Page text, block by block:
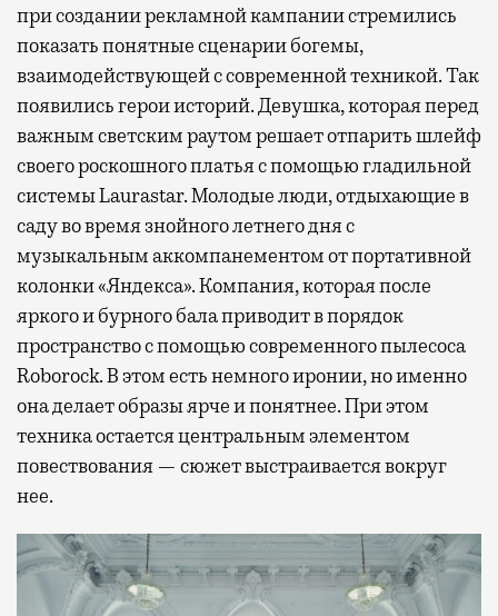
при создании рекламной кампании стремились
показать понятные сценарии богемы,
взаимодействующей с современной техникой. Так
появились герои историй. Девушка, которая перед
важным светским раутом решает отпарить шлейф
своего роскошного платья с помощью гладильной
системы Laurastar. Молодые люди, отдыхающие в
саду во время знойного летнего дня с
музыкальным аккомпанементом от портативной
колонки «Яндекса». Компания, которая после
яркого и бурного бала приводит в порядок
пространство с помощью современного пылесоса
Roborock. В этом есть немного иронии, но именно
она делает образы ярче и понятнее. При этом
техника остается центральным элементом
повествования — сюжет выстраивается вокруг
нее.